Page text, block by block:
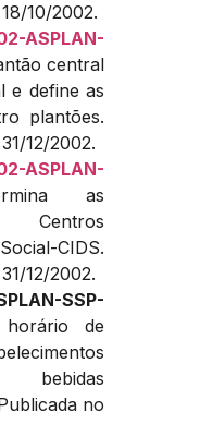
10/2002.
ASPLAN-
central
e define as
plantões.
12/2002.
ASPLAN-
as
Centros
CIDS.
12/2002.
SSP-
de
bebidas
no